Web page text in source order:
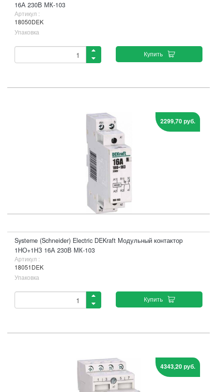
16А 230В МК-103
Артикул :
18050DEK
Упаковка
Купить
2299,70 руб.
Systeme (Schneider) Electric DEKraft Модульный контактор
1НО+1НЗ 16А 230В МК-103
Артикул :
18051DEK
Упаковка
Купить
4343,20 руб.